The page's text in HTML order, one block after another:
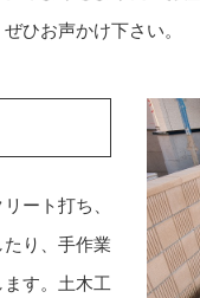
ひお声かけ下さい。
ート打ち、
り、手作業
す。土木工